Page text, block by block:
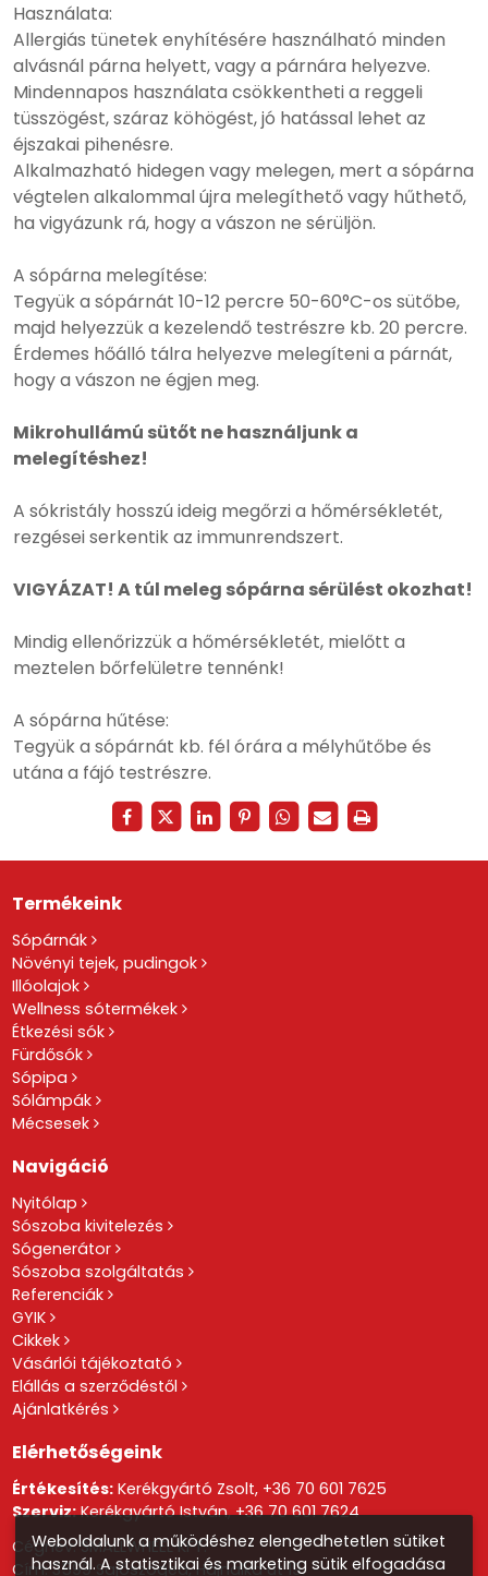
Használata:
Allergiás tünetek enyhítésére használható minden
alvásnál párna helyett, vagy a párnára helyezve.
Mindennapos használata csökkentheti a reggeli
tüsszögést, száraz köhögést, jó hatással lehet az
éjszakai pihenésre.
Alkalmazható hidegen vagy melegen, mert a sópárna
végtelen alkalommal újra melegíthető vagy hűthető,
ha vigyázunk rá, hogy a vászon ne sérüljön.
A sópárna melegítése:
Tegyük a sópárnát 10-12 percre 50-60°C-os sütőbe,
majd helyezzük a kezelendő testrészre kb. 20 percre.
Érdemes hőálló tálra helyezve melegíteni a párnát,
hogy a vászon ne égjen meg.
Mikrohullámú sütőt ne használjunk a
melegítéshez!
A sókristály hosszú ideig megőrzi a hőmérsékletét,
rezgései serkentik az immunrendszert.
VIGYÁZAT! A túl meleg sópárna sérülést okozhat!
Mindig ellenőrizzük a hőmérsékletét, mielőtt a
meztelen bőrfelületre tennénk!
A sópárna hűtése:
Tegyük a sópárnát kb. fél órára a mélyhűtőbe és
utána a fájó testrészre.
Termékeink
Sópárnák
Növényi tejek, pudingok
Illóolajok
Wellness sótermékek
Étkezési sók
Fürdősók
Sópipa
Sólámpák
Mécsesek
Navigáció
Nyitólap
Sószoba kivitelezés
Sógenerátor
Sószoba szolgáltatás
Referenciák
GYIK
Cikkek
Vásárlói tájékoztató
Elállás a szerződéstől
Ajánlatkérés
Elérhetőségeink
Értékesítés:Kerékgyártó Zsolt, +36 70 601 7625
Szerviz:Kerékgyártó István,+36 70 601 7624
Cégnév: SMALLWHEEL KFT.
Cím: 3599 Sajószöged, Hajnalka út 19.
Weboldalunk a működéshez elengedhetetlen sütiket
használ. A statisztikai és marketing sütik elfogadása